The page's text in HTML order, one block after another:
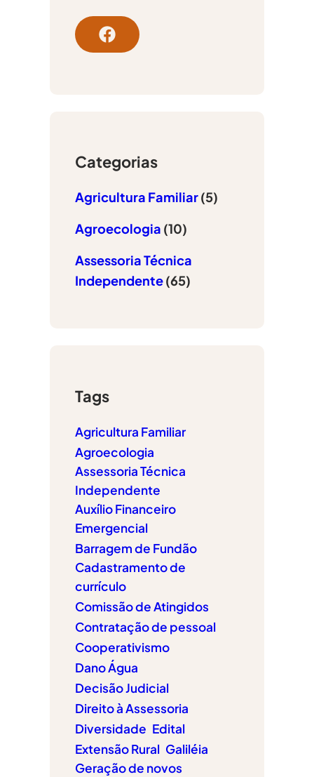
F
o
Categorias
Agricultura Familiar(5)
Agroecologia (10)
Assessoria Técnica
Independente(65)
Tags
Agricultura Familiar
Agroecologia
Assessoria Técnica
Independente
Auxílio Financeiro
Emergencial
Barragem de Fundão
Cadastramento de
currículo
Comissão de Atingidos
Contratação de pessoal
Cooperativismo
Dano Água
Decisão Judicial
Direito à Assessoria
Diversidade Edital
Extensão Rural Galiléia
Geração de novos